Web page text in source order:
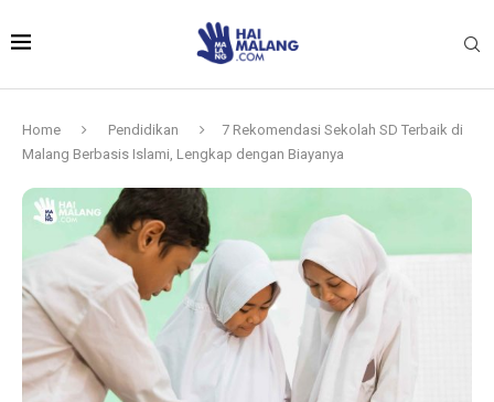
Home Pendidikan
7 Rekomendasi Sekolah SD Terbaik di
Malang Berbasis Islami, Lengkap dengan Biayanya